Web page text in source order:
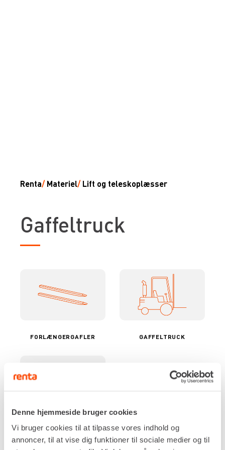
Denne hjemmeside bruger cookies
Vi bruger cookies til at tilpasse vores indhold og
annoncer, til at vise dig funktioner til sociale medier og til
Renta/ Materiel/ Lift og teleskoplæsser
Gaffeltruck
FORLÆNGERGAFLER GAFFELTRUCK
KOST